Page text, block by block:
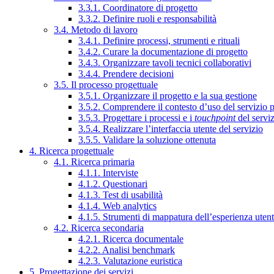
3.3.1. Coordinatore di progetto
3.3.2. Definire ruoli e responsabilità
3.4. Metodo di lavoro
3.4.1. Definire processi, strumenti e rituali
3.4.2. Curare la documentazione di progetto
3.4.3. Organizzare tavoli tecnici collaborativi
3.4.4. Prendere decisioni
3.5. Il processo progettuale
3.5.1. Organizzare il progetto e la sua gestione
3.5.2. Comprendere il contesto d’uso del servizio
3.5.3. Progettare i processi e i touchpointdel
3.5.4. Realizzare l’interfaccia utente del servizio
3.5.5. Validare la soluzione ottenuta
4. Ricerca progettuale
4.1. Ricerca primaria
4.1.1. Interviste
4.1.2. Questionari
4.1.3. Test di usabilità
4.1.4. Web analytics
4.1.5. Strumenti di mappatura dell’esperienza
4.2. Ricerca secondaria
4.2.1. Ricerca documentale
4.2.2. Analisi benchmark
4.2.3. Valutazione euristica
5. Progettazione dei servizi